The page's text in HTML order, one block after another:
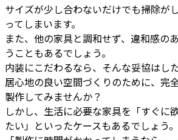
サイズが少し合わないだけでも掃除が
ってしまいます。
また、他の家具と調和せず、違和感の
うこともあるでしょう。
内装にこだわるなら、そんな妥協はし
居心地の良い空間づくりのために、完
製作してみませんか？
しかし、生活に必要な家具を「すぐに
たい」といったケースもあるでしょう。